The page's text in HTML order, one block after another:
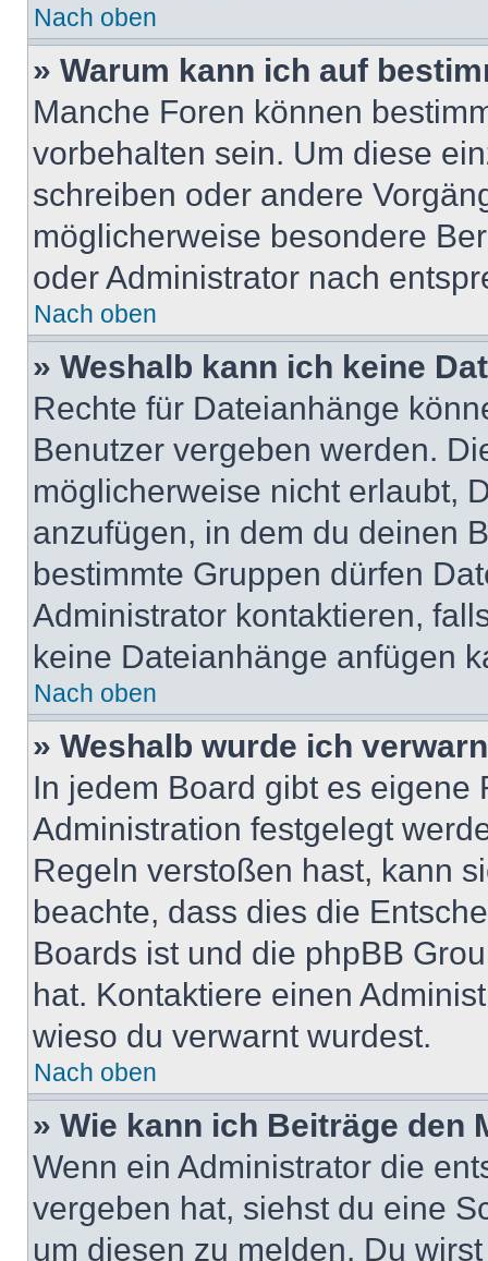
Nach oben
» Warum kann ich auf
Manche Foren können
vorbehalten sein. Um diese
schreiben oder andere
möglicherweise besondere
oder Administrator nach
Nach oben
» Weshalb kann ich keine
Rechte für Dateianhänge
Benutzer vergeben werden.
möglicherweise nicht erlaubt,
anzufügen, in dem du deinen
bestimmte Gruppen dürfen
Administrator kontaktieren,
keine Dateianhänge anfügen
Nach oben
» Weshalb wurde ich
In jedem Board gibt es
Administration festgelegt
Regeln verstoßen hast, kann
beachte, dass dies die
Boards ist und die phpBB
hat. Kontaktiere einen
wieso du verwarnt wurdest.
Nach oben
» Wie kann ich Beiträge den
Wenn ein Administrator die
vergeben hat, siehst du eine
um diesen zu melden. Du